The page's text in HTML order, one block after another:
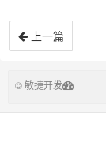
上一篇
© 敏捷开发